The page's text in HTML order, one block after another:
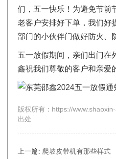
们，五一快乐！为避免节前
老客户安排好下单，我们好
部门的小伙伴门做好防火、
五一放假期间，亲们出门在
鑫祝我们尊敬的客户和亲爱
版权所有：https://
出处
上一篇: 爬坡皮带机有那些样式